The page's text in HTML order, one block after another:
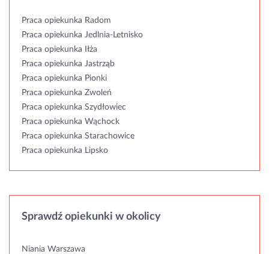
Praca opiekunka Radom
Praca opiekunka Jedlnia-Letnisko
Praca opiekunka Iłża
Praca opiekunka Jastrząb
Praca opiekunka Pionki
Praca opiekunka Zwoleń
Praca opiekunka Szydłowiec
Praca opiekunka Wąchock
Praca opiekunka Starachowice
Praca opiekunka Lipsko
Sprawdź opiekunki w okolicy
Niania Warszawa